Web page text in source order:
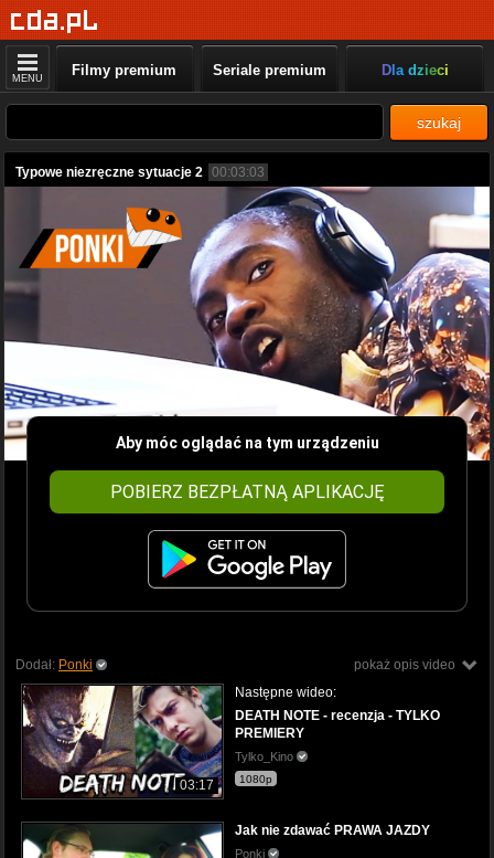
MENU Filmy premium Seriale premium Dla dzieci
szukaj
Typowe niezręczne sytuacje 2 00:03:03
Aby móc oglądać na tym urządzeniu
POBIERZ BEZPŁATNĄ APLIKACJĘ
pokaż opis video
Dodał: Ponki
03:17
Następne wideo:
DEATH NOTE - recenzja - TYLKO
PREMIERY
Tylko_Kino
1080p
Jak nie zdawać PRAWA JAZDY
Ponki